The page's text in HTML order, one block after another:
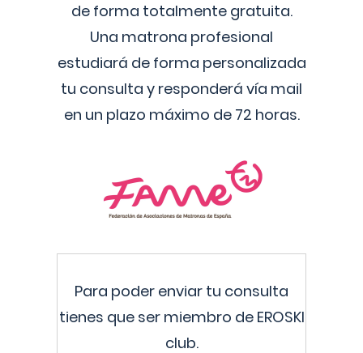
de forma totalmente gratuita.
Una matrona profesional
estudiará de forma personalizada
tu consulta y responderá vía mail
en un plazo máximo de 72 horas.
Para poder enviar tu consulta
tienes que ser miembro de EROSKI
club.